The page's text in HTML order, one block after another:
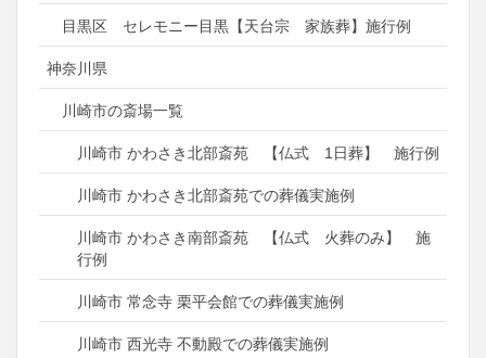
目黒区 セレモニー目黒【天台宗 家族葬】施行例
神奈川県
川崎市の斎場一覧
川崎市 かわさき北部斎苑 【仏式 1日葬】 施行例
川崎市 かわさき北部斎苑での葬儀実施例
川崎市 かわさき南部斎苑 【仏式 火葬のみ】 施
行例
川崎市 常念寺 栗平会館での葬儀実施例
川崎市 西光寺 不動殿での葬儀実施例